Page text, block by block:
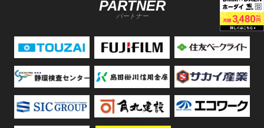
PARTNER
パートナー